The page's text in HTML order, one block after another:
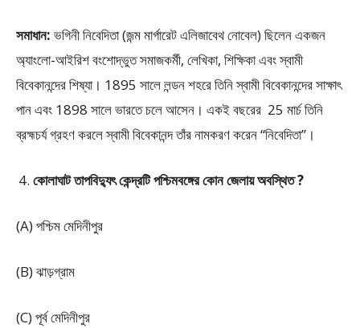
সমাধান: ভগিনী নিবেদিতা (জন্ম মার্গারেট এলিজাবেথ নোবেল) ছিলেন একজন
অ্যাংলো-আইরিশ বংশোদ্ভুত সমাজকর্মী, লেখিকা, শিক্ষিকা এবং স্বামী
বিবেকানন্দের শিষ্যা। 1895 সালে লন্ডন শহরে তিনি স্বামী বিবেকানন্দের সাক্ষাৎ
পান এবং 1898 সালে ভারতে চলে আসেন। একই বছরের 25 মার্চ তিনি
ব্রহ্মচর্য গ্রহণ করলে স্বামী বিবেকানন্দ তাঁর নামকরণ করেন “নিবেদিতা”।
কোলাঘাট তাপবিদ্যুৎ কেন্দ্রটি পশ্চিমবঙ্গের কোন জেলায় অবস্থিত ?
(A) পশ্চিম মেদিনীপুর
(B) ঝাড়গ্রাম
(C) পূর্ব মেদিনীপুর